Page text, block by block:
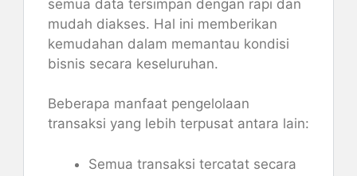
semua data tersimpan dengan rapi dan
mudah diakses. Hal ini memberikan
kemudahan dalam memantau kondisi
bisnis secara keseluruhan.
Beberapa manfaat pengelolaan
transaksi yang lebih terpusat antara lain:
Semua transaksi tercatat secara